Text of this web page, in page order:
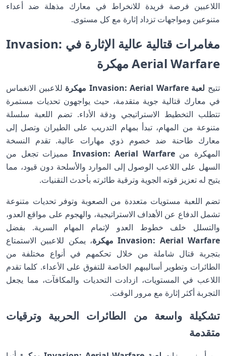
اللاعبين فرصة فريدة للانخراط في معارك مذهلة ضد أعداء
متنوعين ومواجهات تزداد إثارة مع كل مستوى.
مغامرات قتالية عالية الإثارة في Invasion:
Aerial Warfare مهكرة
تتيح لعبة Invasion: Aerial Warfare مهكرة
للاعبين الانغماس
في معارك قتالية جوية متقدمة، حيث يواجهون تحديات مستمرة
تتطلب التخطيط الاستراتيجي ودقة الأداء. تضم اللعبة سلسلة
متنوعة من المهام، تبدأ بمهام التدريب على الطيران وتصل إلى
معارك طاحنة ضد خصوم ذوي مهارات عالية. تقدم النسخة
المهكرة منInvasion: Aerial Warfare مميزات تجعل من
السهل على اللاعب الوصول إلى الموارد والأسلحة دون قيود، مما
يتيح له تعزيز قوته الجوية وترقية طائرته بأحدث التقنيات.
تضم اللعبة مستويات متعددة من الصعوبة وتوفر تحديات متنوعة
تشمل الدفاع عن الأهداف الاستراتيجية، والهجوم على مواقع العدو،
والتسلل خلف خطوط العدو لإتمام المهام السرية. بفضل
Invasion: Aerial Warfare مهكرة
، يمكن للاعبين الاستمتاع
بتجربة قتال شاملة من خلال تحكمهم في أنواع مختلفة من
الطائرات وتطوير أساليبهم الخاصة للتفوق على الأعداء. كلما تقدم
اللاعب في المستويات، ازدادت التحديات والمكافآت، مما يجعل
التجربة أكثر إثارة مع مرور الوقت.
تشكيلة واسعة من الطائرات الحربية وترقيات
متقدمة